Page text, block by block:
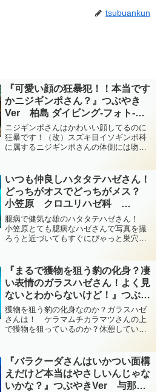
tsubuankun
『可愛い顔の狂暴犯！！本当です
かニジギンポさん？』つぶやき
Ver 柏島 ダイビング‐フォト‐
tsubuankun
ニジギンポさんはかわいい顔してるのに
狂暴です！（改）スズキ目イソギンポ科
に属するニジギンポさんの体側には吻部
あります・・・写真のニジギンポさんは
尾びれが隠れて見えません...
いつも仲良しハタタテハゼさん！
どっちがオスでどっちがメス？
小笠原 クロユリハゼ科
diving-photo‐tsubuankun
臆病で健気な雄のハタタテハゼさん！
小笠原とても臆病なハゼさんで写真を撮
ろうと近づいてもすぐにぴゃっと巣穴に
クロユリハゼ科ハタタテハゼ属のハタタ
テハゼさんです・・・その...
『まるで獲物を狙う豹の化身？凄
い表情のガラスハゼさん！よく見
ないとわからないけど！』つぶや
きVer ケラマ diving-photo‐
tsubuankun
獲物を狙う豹の化身なのか？ガラスハゼ
さんは！ ケラマムチカラマツさんの上
で獲物を狙っているのか？休憩している
ゼ属のガラスハゼさんです・・・このガ
ラスハゼさんはおそらく「...
『バラクーダさんはいかつい面構
えだけど本当はやさしいんじゃな
いかな？』つぶやきVer 与那国